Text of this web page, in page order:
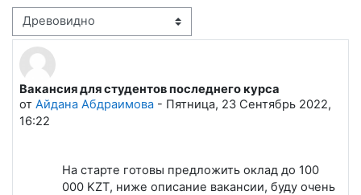
Режим отображения
Вакансия для студентов последнего курса
от Айдана Абдраимова - Пятница, 23 Сентябрь 2022,
16:22
Количество ответов: 0
На старте готовы предложить оклад до 100
000 KZT, ниже описание вакансии, буду очень